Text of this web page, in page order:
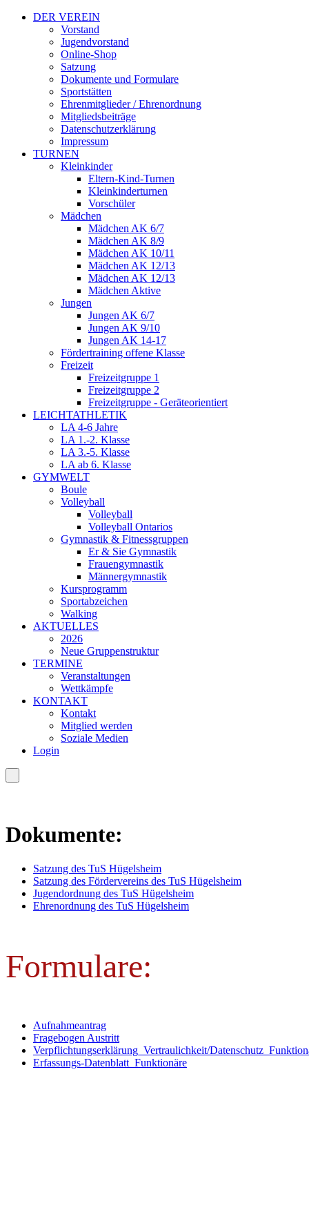
DER VEREIN
Vorstand
Jugendvorstand
Online-Shop
Satzung
Dokumente und Formulare
Sportstätten
Ehrenmitglieder / Ehrenordnung
Mitgliedsbeiträge
Datenschutzerklärung
Impressum
TURNEN
Kleinkinder
Eltern-Kind-Turnen
Kleinkinderturnen
Vorschüler
Mädchen
Mädchen AK 6/7
Mädchen AK 8/9
Mädchen AK 10/11
Mädchen AK 12/13
Mädchen AK 12/13
Mädchen Aktive
Jungen
Jungen AK 6/7
Jungen AK 9/10
Jungen AK 14-17
Fördertraining offene Klasse
Freizeit
Freizeitgruppe 1
Freizeitgruppe 2
Freizeitgruppe - Geräteorientiert
LEICHTATHLETIK
LA 4-6 Jahre
LA 1.-2. Klasse
LA 3.-5. Klasse
LA ab 6. Klasse
GYMWELT
Boule
Volleyball
Volleyball
Volleyball Ontarios
Gymnastik & Fitnessgruppen
Er & Sie Gymnastik
Frauengymnastik
Männergymnastik
Kursprogramm
Sportabzeichen
Walking
AKTUELLES
2026
Neue Gruppenstruktur
TERMINE
Veranstaltungen
Wettkämpfe
KONTAKT
Kontakt
Mitglied werden
Soziale Medien
Login
Dokumente:
Satzung des TuS Hügelsheim
Satzung des Fördervereins des TuS Hügelsheim
Jugendordnung des TuS Hügelsheim
Ehrenordnung des TuS Hügelsheim
Formulare:
Aufnahmeantrag
Fragebogen Austritt
Verpflichtungserklärung_Vertraulichkeit/
Erfassungs-Datenblatt_Funktionäre